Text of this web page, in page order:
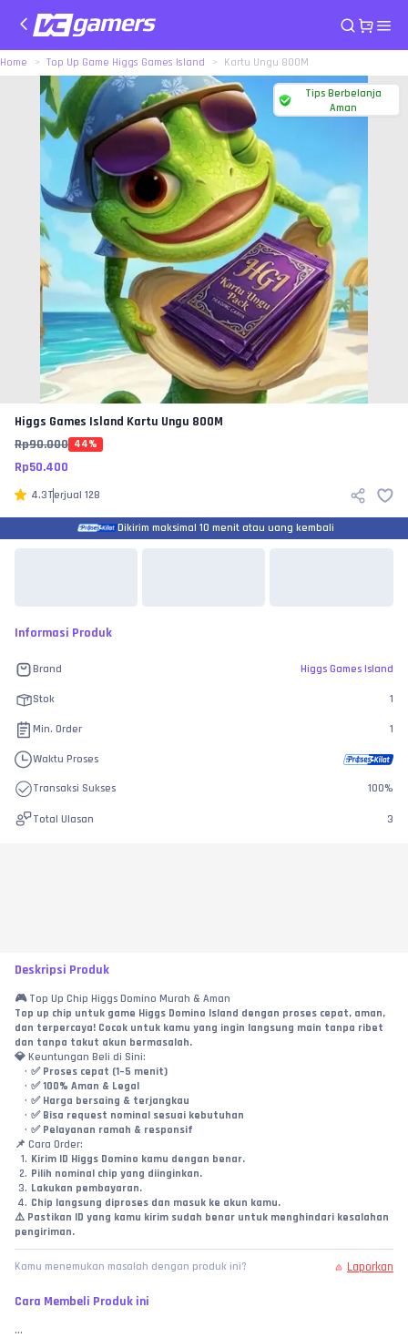
Home Top Up Game Higgs Games Island Kartu Ungu 800M
Tips Berbelanja
Aman
Higgs Games Island Kartu Ungu 800M
Rp90.000 44%
Rp50.400
4.3Terjual 128
Dikirim maksimal 10 menit atau uang kembali
Informasi Produk
Brand Higgs Games Island
Stok 1
Min. Order 1
Waktu Proses
Transaksi Sukses 100%
Total Ulasan 3
Deskripsi Produk
🎮 Top Up Chip Higgs Domino Murah & Aman
Top up chip untuk game Higgs Domino Island dengan proses cepat, aman,
dan terpercaya! Cocok untuk kamu yang ingin langsung main tanpa ribet
dan tanpa takut akun bermasalah.
💎 Keuntungan Beli di Sini:
✅ Proses cepat (1–5 menit)
✅ 100% Aman & Legal
✅ Harga bersaing & terjangkau
✅ Bisa request nominal sesuai kebutuhan
✅ Pelayanan ramah & responsif
📌 Cara Order:
Kirim ID Higgs Domino kamu dengan benar.
Pilih nominal chip yang diinginkan.
Lakukan pembayaran.
Chip langsung diproses dan masuk ke akun kamu.
⚠️ Pastikan ID yang kamu kirim sudah benar untuk menghindari kesalahan
pengiriman.
Kamu menemukan masalah dengan produk ini? Laporkan
Cara Membeli Produk ini
...